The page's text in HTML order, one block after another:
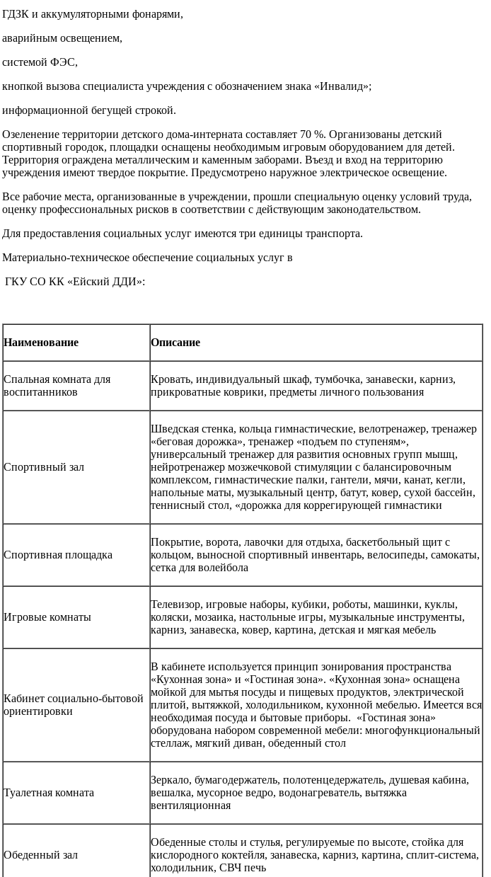
ГДЗК и аккумуляторными фонарями,
аварийным освещением,
системой ФЭС,
кнопкой вызова специалиста учреждения с обозначением знака «Инвалид»;
информационной бегущей строкой.
Озеленение территории детского дома-интерната составляет 70 %. Организованы детский
спортивный городок, площадки оснащены необходимым игровым оборудованием для детей.
Территория ограждена металлическим и каменным заборами. Въезд и вход на территорию
учреждения имеют твердое покрытие. Предусмотрено наружное электрическое освещение.
Все рабочие места, организованные в учреждении, прошли специальную оценку условий труда,
оценку профессиональных рисков в соответствии с действующим законодательством.
Для предоставления социальных услуг имеются три единицы транспорта.
Материально-техническое обеспечение социальных услуг в
ГКУ СО КК «Ейский ДДИ»:
Наименование Описание
Спальная комната для
воспитанников
Кровать, индивидуальный шкаф, тумбочка, занавески, карниз,
прикроватные коврики, предметы личного пользования
Спортивный зал
Шведская стенка, кольца гимнастические, велотренажер, тренажер
«беговая дорожка», тренажер «подъем по ступеням»,
универсальный тренажер для развития основных групп мышц,
нейротренажер мозжечковой стимуляции с балансировочным
комплексом, гимнастические палки, гантели, мячи, канат, кегли,
напольные маты, музыкальный центр, батут, ковер, сухой бассейн,
теннисный стол, «дорожка для коррегирующей гимнастики
Спортивная площадка
Покрытие, ворота, лавочки для отдыха, баскетбольный щит с
кольцом, выносной спортивный инвентарь, велосипеды, самокаты,
сетка для волейбола
Игровые комнаты
Телевизор, игровые наборы, кубики, роботы, машинки, куклы,
коляски, мозаика, настольные игры, музыкальные инструменты,
карниз, занавеска, ковер, картина, детская и мягкая мебель
Кабинет социально-бытовой
ориентировки
В кабинете используется принцип зонирования пространства
«Кухонная зона» и «Гостиная зона». «Кухонная зона» оснащена
мойкой для мытья посуды и пищевых продуктов, электрической
плитой, вытяжкой, холодильником, кухонной мебелью. Имеется вся
необходимая посуда и бытовые приборы. «Гостиная зона»
оборудована набором современной мебели: многофункциональный
стеллаж, мягкий диван, обеденный стол
Туалетная комната
Зеркало, бумагодержатель, полотенцедержатель, душевая кабина,
вешалка, мусорное ведро, водонагреватель, вытяжка
вентиляционная
Обеденный зал
Обеденные столы и стулья, регулируемые по высоте, стойка для
кислородного коктейля, занавеска, карниз, картина, сплит-система,
холодильник, СВЧ печь